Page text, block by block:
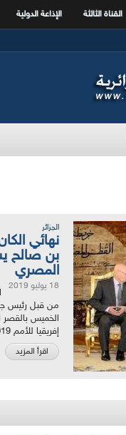
القناة الثالثة الإذاعة الدولية
الجزائر
بن صالح
المصري
18 يوليو 2019
من قبل رئيس
الخميس بالقصر
إفريقيا للأمم 2019 لكرة القدم الذي سيجمع...
اقرأ المزيد